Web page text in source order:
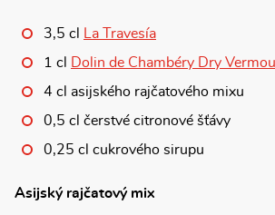
3,5 cl
La Travesía
1 cl
Dolin de Chambéry Dry
4 cl asijského rajčatového mixu
0,5 cl čerstvé citronové šťávy
0,25 cl cukrového sirupu
Asijský rajčatový mix